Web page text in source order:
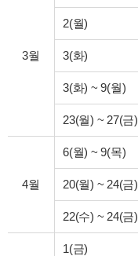
3월
2(월)
3(화)
3(화) ~ 9(월)
23(월) ~ 27(금)
4월
6(월) ~ 9(목)
20(월) ~ 24(금)
22(수) ~ 24(금)
1(금)